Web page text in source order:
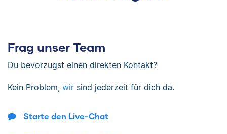
Frag unser Team
Du bevorzugst einen direkten Kontakt?
Kein Problem, wir sind jederzeit für dich da.
Starte den Live-Chat